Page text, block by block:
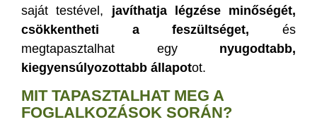
saját testével, javíthatja légzése minőségét,
csökkentheti a feszültséget, és
megtapasztalhat egy nyugodtabb,
kiegyensúlyozottabb állapotot.
MIT TAPASZTALHAT MEG A
FOGLALKOZÁSOK SORÁN?